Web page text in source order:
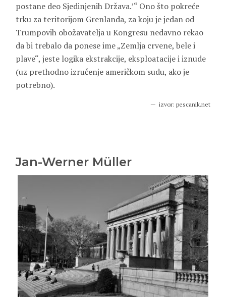
postane deo Sjedinjenih Država.’“ Ono što pokreće
trku za teritorijom Grenlanda, za koju je jedan od
Trumpovih obožavatelja u Kongresu nedavno rekao
da bi trebalo da ponese ime „Zemlja crvene, bele i
plave“, jeste logika ekstrakcije, eksploatacije i iznude
(uz prethodno izručenje američkom sudu, ako je
potrebno).
izvor: pescanik.net
Jan-Werner Müller